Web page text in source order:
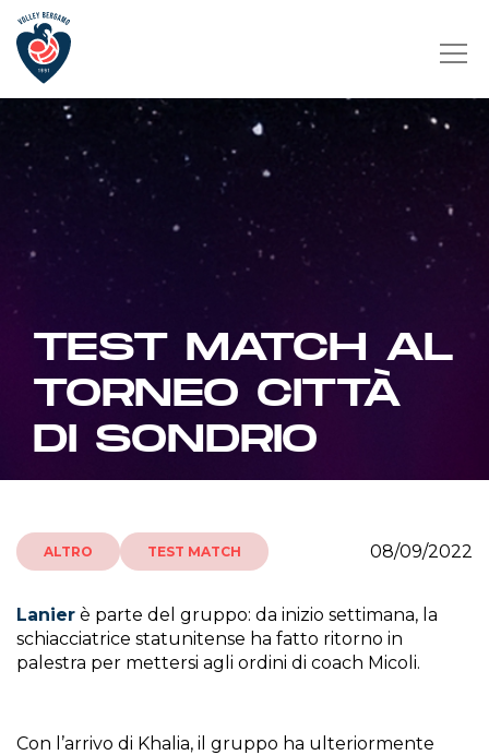
TEST MATCH AL
TORNEO CITTÀ
DI SONDRIO
ALTRO TEST MATCH 08/09/2022
Lanier è parte del gruppo: da inizio settimana, la
schiacciatrice statunitense ha fatto ritorno in
palestra per mettersi agli ordini di coach Micoli.
Con l’arrivo di Khalia, il gruppo ha ulteriormente